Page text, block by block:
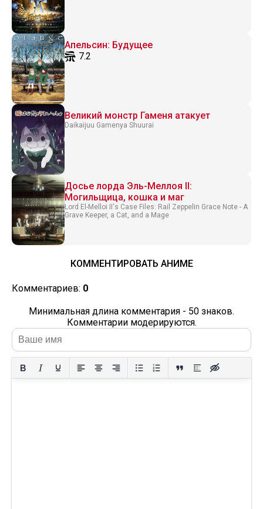
Апельсин: Будущее
7.2
Великий монстр Гаменя атакует
Daikaijuu Gamenya Shuurai
Досье лорда Эль-Меллоя II:
Могильщица, кошка и маг
Lord El-Melloi II's Case Files: Rail Zeppelin Grace Note - A
Grave Keeper, a Cat, and a Mage
КОММЕНТИРОВАТЬ АНИМЕ
Комментариев: 0
Минимальная длина комментария - 50 знаков.
Комментарии модерируются.